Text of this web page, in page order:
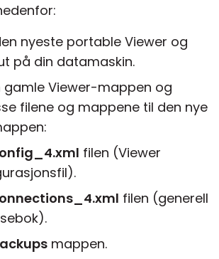
nyeste portable Viewer og
på din datamaskin.
gamle Viewer-mappen og
filene og mappene til den nye
filen (Viewer
filen (generell
mappen.